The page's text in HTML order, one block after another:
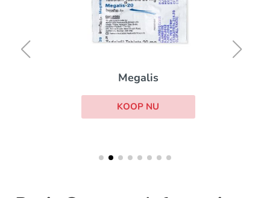
Megalis
KOOP NU